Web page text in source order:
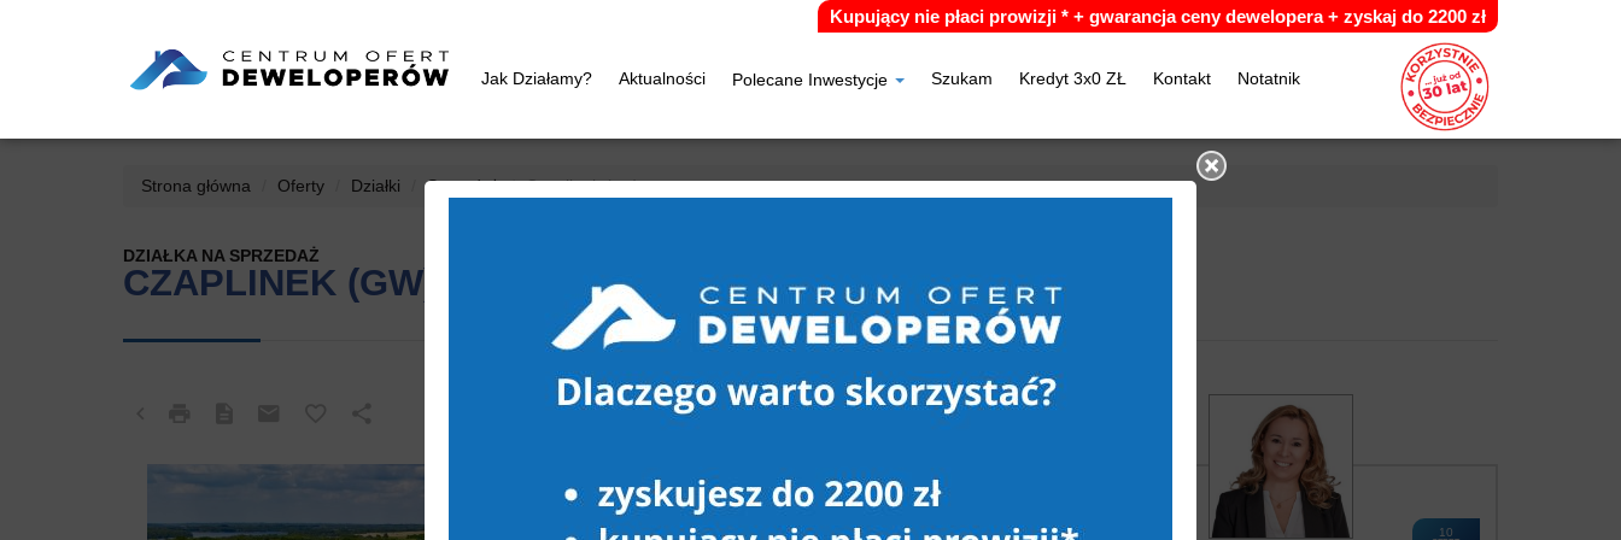
Jak Działamy? Aktualności Polecane Inwestycje Szukam Kredyt 3x0 ZŁ Kontakt Notatnik
Kupujący nie płaci prowizji * + gwarancja ceny dewelopera + zyskaj do 2200 zł
Strona główna Oferty Działki Sprzedaż Czaplinek (gw)
CZAPLINEK (GW)
DZIAŁKA NA SPRZEDAŻ
10